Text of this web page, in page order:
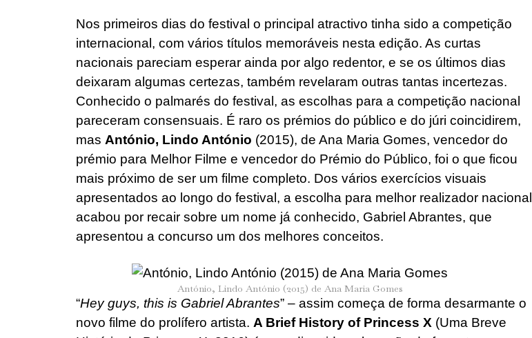
Nos primeiros dias do festival o principal atractivo tinha sido a competição
internacional, com vários títulos memoráveis nesta edição. As curtas
nacionais pareciam esperar ainda por algo redentor, e se os últimos dias
deixaram algumas certezas, também revelaram outras tantas incertezas.
Conhecido o palmarés do festival, as escolhas para a competição nacional
pareceram consensuais. É raro os prémios do público e do júri coincidirem,
mas António, Lindo António (2015), de Ana Maria Gomes, vencedor do
prémio para Melhor Filme e vencedor do Prémio do Público, foi o que ficou
mais próximo de ser um filme completo. Dos vários exercícios visuais
apresentados ao longo do festival, a escolha para melhor realizador nacional
acabou por recair sobre um nome já conhecido, Gabriel Abrantes, que
apresentou a concurso um dos melhores conceitos.
António, Lindo António (2015) de Ana Maria Gomes
“Hey guys, this is Gabriel Abrantes” – assim começa de forma desarmante o
novo filme do prolífero artista. A Brief History of Princess X (Uma Breve